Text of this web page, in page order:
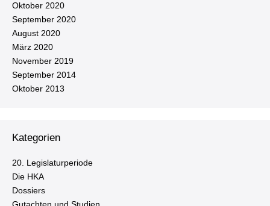
Oktober 2020
September 2020
August 2020
März 2020
November 2019
September 2014
Oktober 2013
Kategorien
20. Le­gis­la­tur­pe­ri­ode
Die HKA
Dossiers